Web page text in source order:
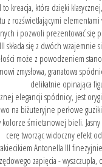
to kreacja, która dzięki
z rozświetlającymi
i pozwoli prezentować się
składa się z dwóch
może z powodzeniem
zmysłowa, granatowa
delikatnie opinająca
elegancji spódnicy, jest
na biżuteryjne perłowe
śmietanowej bieli.
cerę tworząc widoczny efekt
Antonella III
zapięcia - wyszczupla,